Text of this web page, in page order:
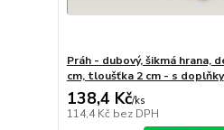
Práh - dubový, šikmá hrana,
cm, tloušťka 2 cm - s doplňky
138,4 Kč/ks
114,4 Kč bez DPH